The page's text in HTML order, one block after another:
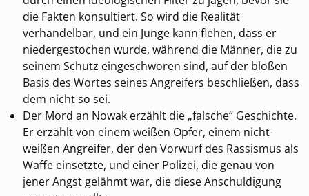
die Fakten konsultiert. So wird die Realität
verhandelbar, und ein Junge kann flehen, dass er
niedergestochen wurde, während die Männer, die zu
seinem Schutz eingeschworen sind, auf der bloßen
Basis des Wortes seines Angreifers beschließen, dass
dem nicht so sei.
Der Mord an Nowak erzählt die „falsche“ Geschichte.
Er erzählt von einem weißen Opfer, einem nicht-
weißen Angreifer, der den Vorwurf des Rassismus als
Waffe einsetzte, und einer Polizei, die genau von
jener Angst gelähmt war, die diese Anschuldigung